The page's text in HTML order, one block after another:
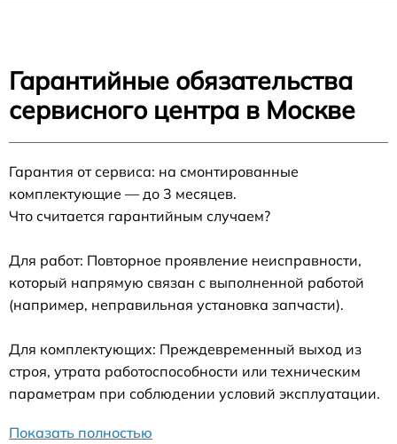
Гарантийные обязательства
сервисного центра в Москве
Гарантия от сервиса: на смонтированные
комплектующие — до 3 месяцев.
Что считается гарантийным случаем?
Для работ: Повторное проявление неисправности,
который напрямую связан с выполненной работой
(например, неправильная установка запчасти).
Для комплектующих: Преждевременный выход из
строя, утрата работоспособности или техническим
параметрам при соблюдении условий эксплуатации.
Показать полностью